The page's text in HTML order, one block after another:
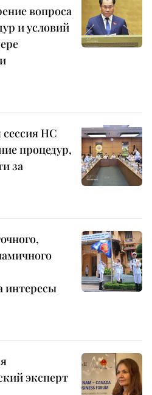
вопроса
и условий
сессия НС
процедур,
за
интересы
эксперт